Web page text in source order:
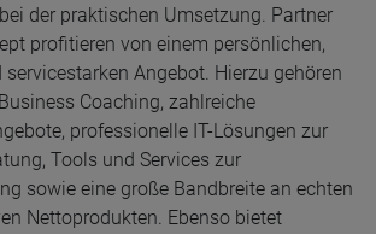
der praktischen Umsetzung. Partner
profitieren von einem persönlichen,
Angebot. Hierzu gehören
Coaching, zahlreiche
professionelle IT-Lösungen zur
Tools und Services zur
sowie eine große Bandbreite an echten
Nettoprodukten. Ebenso bietet